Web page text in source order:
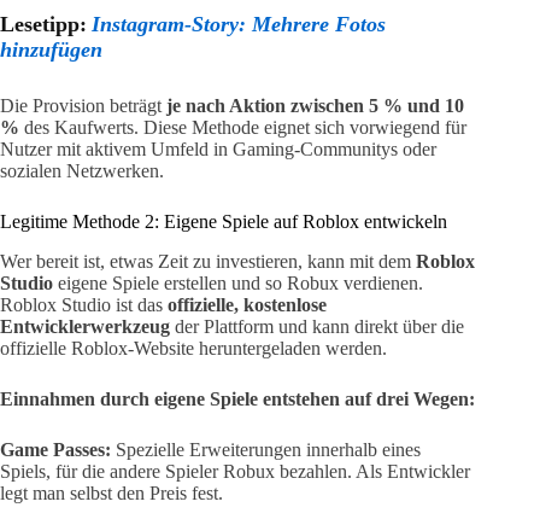
Lesetipp: Instagram-Story: Mehrere Fotos
hinzufügen
Die Provision beträgt je nach Aktion zwischen 5 % und 10
% des Kaufwerts. Diese Methode eignet sich vorwiegend für
Nutzer mit aktivem Umfeld in Gaming-Communitys oder
sozialen Netzwerken.
Legitime Methode 2: Eigene Spiele auf Roblox entwickeln
Wer bereit ist, etwas Zeit zu investieren, kann mit dem Roblox
Studio eigene Spiele erstellen und so Robux verdienen.
Roblox Studio ist das offizielle, kostenlose
Entwicklerwerkzeug der Plattform und kann direkt über die
offizielle Roblox-Website heruntergeladen werden.
Einnahmen durch eigene Spiele entstehen auf drei Wegen:
Game Passes: Spezielle Erweiterungen innerhalb eines
Spiels, für die andere Spieler Robux bezahlen. Als Entwickler
legt man selbst den Preis fest.